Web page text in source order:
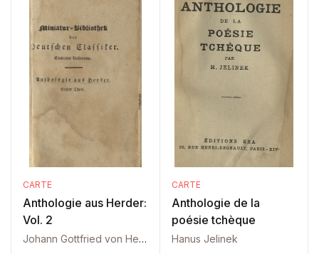
CARTE
Anthologie aus Herder:
Vol. 2
Johann Gottfried von Herder
CARTE
Anthologie de la
poésie tchèque
Hanus Jelinek